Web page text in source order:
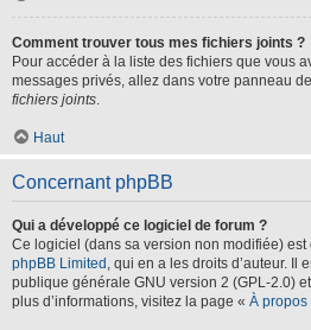
Comment trouver tous mes fichiers joints ?
Pour accéder à la liste des fichiers que vous
messages privés, allez dans votre panneau
fichiers joints.
Haut
Concernant phpBB
Qui a développé ce logiciel de forum ?
Ce logiciel (dans sa version non modifiée)
phpBB Limited , qui en a les droits d’auteur. Il
publique générale GNU version 2 (GPL-2.0)
plus d’informations, visitez la page « À propos